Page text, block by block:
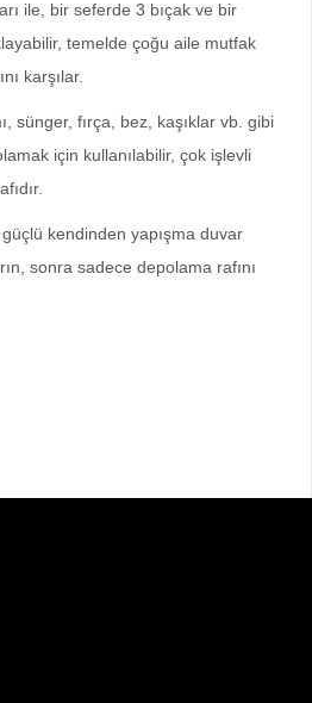
ile, bir seferde 3 bıçak ve bir
temelde çoğu aile mutfak
karşılar.
sünger, fırça, bez, kaşıklar vb. gibi
için kullanılabilir, çok işlevli
kendinden yapışma duvar
sonra sadece depolama rafını